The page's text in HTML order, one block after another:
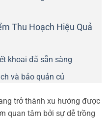
Thu Hoạch Hiệu Quả
khoai đã sẵn sàng
và bảo quản củ
trở thành xu hướng được
quan tâm bởi sự dễ trồng